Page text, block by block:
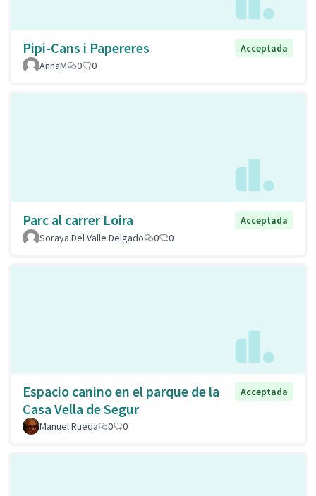
Pipi-Cans i Papereres
Acceptada
AnnaM
0 0
Parc al carrer Loira
Acceptada
Soraya Del Valle Delgado
0 0
Espacio canino en el parque de la
Casa Vella de Segur
Acceptada
Manuel Rueda 0 0